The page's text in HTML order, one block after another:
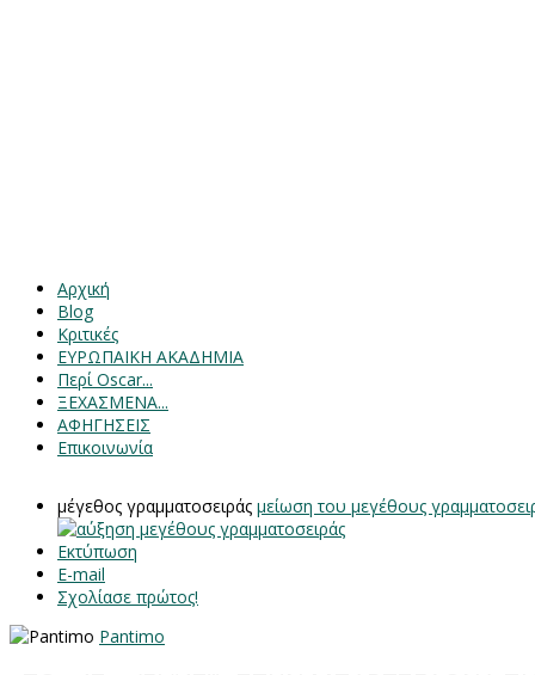
Αρχική
Blog
Κριτικές
ΕΥΡΩΠΑΙΚΗ ΑΚΑΔΗΜΙΑ
Περί Oscar...
ΞΕΧΑΣΜΕΝΑ...
ΑΦΗΓΗΣΕΙΣ
Επικοινωνία
μέγεθος γραμματοσειράς μείωση του μεγέθους
Εκτύπωση
E-mail
Σχολίασε πρώτος!
Pantimo